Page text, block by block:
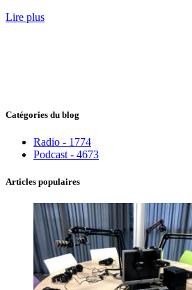
Lire plus
Catégories du blog
Radio - 1774
Podcast - 4673
Articles populaires